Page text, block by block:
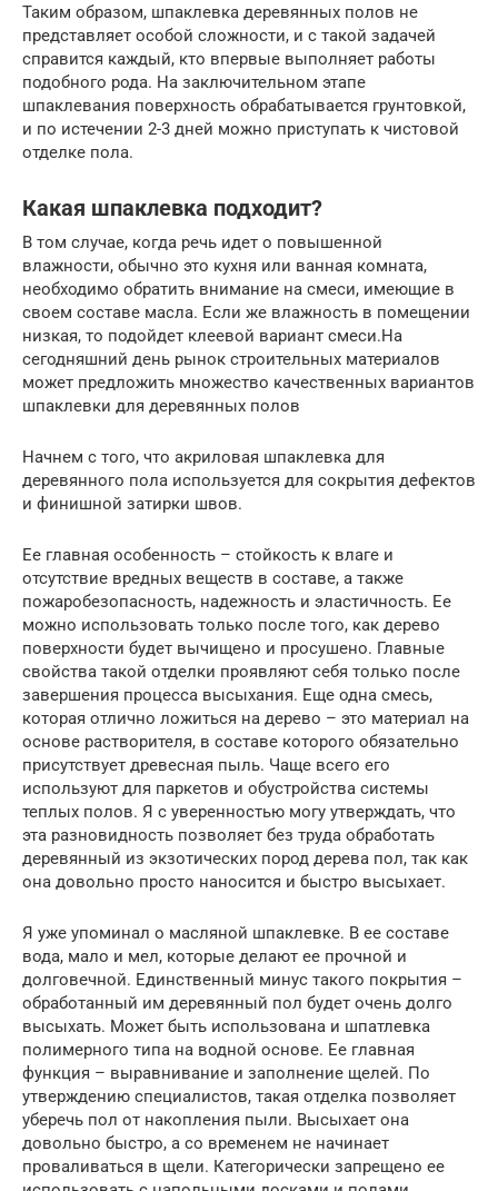
Таким образом, шпаклевка деревянных полов не
представляет особой сложности, и с такой задачей
справится каждый, кто впервые выполняет работы
подобного рода. На заключительном этапе
шпаклевания поверхность обрабатывается грунтовкой,
и по истечении 2-3 дней можно приступать к чистовой
отделке пола.
Какая шпаклевка подходит?
В том случае, когда речь идет о повышенной
влажности, обычно это кухня или ванная комната,
необходимо обратить внимание на смеси, имеющие в
своем составе масла. Если же влажность в помещении
низкая, то подойдет клеевой вариант смеси.На
сегодняшний день рынок строительных материалов
может предложить множество качественных вариантов
шпаклевки для деревянных полов
Начнем с того, что акриловая шпаклевка для
деревянного пола используется для сокрытия дефектов
и финишной затирки швов.
Ее главная особенность – стойкость к влаге и
отсутствие вредных веществ в составе, а также
пожаробезопасность, надежность и эластичность. Ее
можно использовать только после того, как дерево
поверхности будет вычищено и просушено. Главные
свойства такой отделки проявляют себя только после
завершения процесса высыхания. Еще одна смесь,
которая отлично ложиться на дерево – это материал на
основе растворителя, в составе которого обязательно
присутствует древесная пыль. Чаще всего его
используют для паркетов и обустройства системы
теплых полов. Я с уверенностью могу утверждать, что
эта разновидность позволяет без труда обработать
деревянный из экзотических пород дерева пол, так как
она довольно просто наносится и быстро высыхает.
Я уже упоминал о масляной шпаклевке. В ее составе
вода, мало и мел, которые делают ее прочной и
долговечной. Единственный минус такого покрытия –
обработанный им деревянный пол будет очень долго
высыхать. Может быть использована и шпатлевка
полимерного типа на водной основе. Ее главная
функция – выравнивание и заполнение щелей. По
утверждению специалистов, такая отделка позволяет
уберечь пол от накопления пыли. Высыхает она
довольно быстро, а со временем не начинает
проваливаться в щели. Категорически запрещено ее